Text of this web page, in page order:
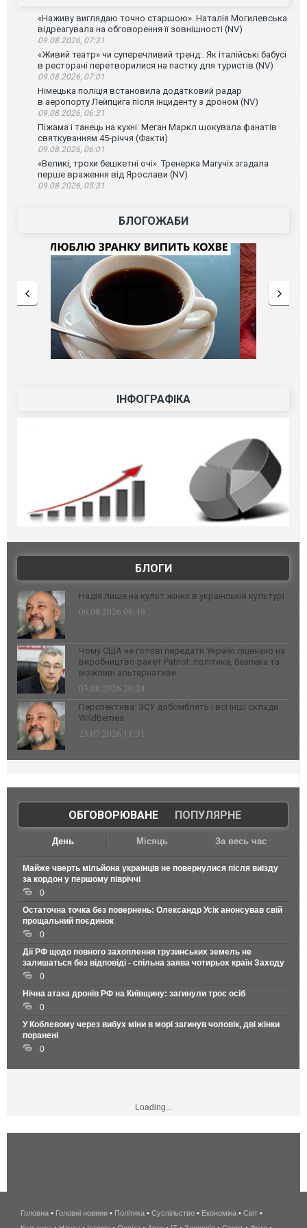
«Наживу виглядаю точно старшою». Наталія Могилевська
відреагувала на обговорення її зовнішності (NV)
09.08.2026, 07:31
«Живий театр» чи суперечливий тренд:. Як італійські бабусі
в ресторані перетворилися на пастку для туристів (NV)
09.08.2026, 07:01
Німецька поліція встановила додатковий радар
в аеропорту Лейпцига після інциденту з дроном (NV)
09.08.2026, 06:31
Піжама і танець на кухні: Меган Маркл шокувала фанатів
святкуванням 45-річчя (Факти)
09.08.2026, 06:01
«Великі, трохи бешкетні очі». Тренерка Магучіх згадала
перше враження від Ярослави (NV)
09.08.2026, 05:31
БЛОГОЖАБИ
ІНФОГРАФІКА
БЛОГИ
Надія лише на культ жінки в українській культурі
06.08.2026 08:49
Чому США не готові передати Україні ліцензію на
виробництво ракет Patriot: політика, безпека та
можливі альтернативи
03.08.2026 20:24
Перспектива: ЗСУ добомблять і всі інші склади
Wildberries
23.07.2026 11:31
ОБГОВОРЮВАНЕ| ПОПУЛЯРНЕ
День Місяць За весь час
Майже чверть мільйона українців не повернулися після виїзду
за кордон у першому півріччі
0
Остаточна точка без повернень: Олександр Усік анонсував свій
прощальний поєдинок
0
Дії РФ щодо повного захоплення грузинських земель не
залишаться без відповіді - спільна заява чотирьох країн Заходу
0
Нічна атака дронів РФ на Київщину: загинули троє осіб
0
У Коблевому через вибух міни в морі загинув чоловік, дві жінки
поранені
0
Loading...
беспроводной
Головна • Головні новини • Політика • Суспільство • Економіка • Світ •